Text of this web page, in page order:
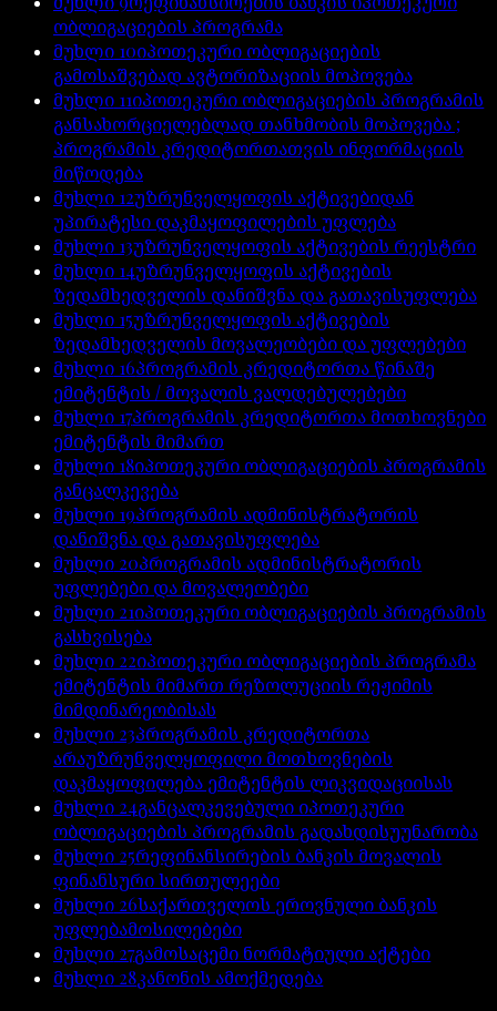
ობლიგაციების პროგრამა
მუხლი 10იპოთეკური ობლიგაციების
გამოსაშვებად ავტორიზაციის მოპოვება
მუხლი 11იპოთეკური ობლიგაციების პროგრამის
განსახორციელებლად თანხმობის მოპოვება ;
პროგრამის კრედიტორთათვის ინფორმაციის
მიწოდება
მუხლი 12უზრუნველყოფის აქტივებიდან
უპირატესი დაკმაყოფილების უფლება
მუხლი 13უზრუნველყოფის აქტივების რეესტრი
მუხლი 14უზრუნველყოფის აქტივების
ზედამხედველის დანიშვნა და გათავისუფლება
მუხლი 15უზრუნველყოფის აქტივების
ზედამხედველის მოვალეობები და უფლებები
მუხლი 16პროგრამის კრედიტორთა წინაშე
ემიტენტის / მოვალის ვალდებულებები
მუხლი 17პროგრამის კრედიტორთა მოთხოვნები
ემიტენტის მიმართ
მუხლი 18იპოთეკური ობლიგაციების პროგრამის
განცალკევება
მუხლი 19პროგრამის ადმინისტრატორის
დანიშვნა და გათავისუფლება
მუხლი 20პროგრამის ადმინისტრატორის
უფლებები და მოვალეობები
მუხლი 21იპოთეკური ობლიგაციების პროგრამის
გასხვისება
მუხლი 22იპოთეკური ობლიგაციების პროგრამა
ემიტენტის მიმართ რეზოლუციის რეჟიმის
მიმდინარეობისას
მუხლი 23პროგრამის კრედიტორთა
არაუზრუნველყოფილი მოთხოვნების
დაკმაყოფილება ემიტენტის ლიკვიდაციისას
მუხლი 24განცალკევებული იპოთეკური
ობლიგაციების პროგრამის გადახდისუუნარობა
მუხლი 25რეფინანსირების ბანკის მოვალის
ფინანსური სირთულეები
მუხლი 26საქართველოს ეროვნული ბანკის
უფლებამოსილებები
მუხლი 27გამოსაცემი ნორმატიული აქტები
მუხლი 28კანონის ამოქმედება